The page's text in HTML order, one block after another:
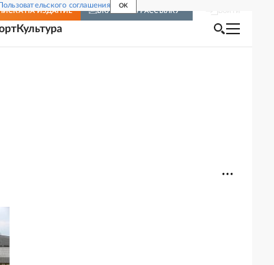
соглашения OK
НА ИЗДАНИЕ ВКЛЮЧИТЬ РАССЫЛКУ
Культура